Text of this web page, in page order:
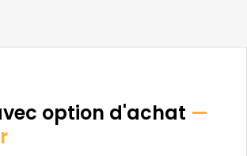
option d'achat —